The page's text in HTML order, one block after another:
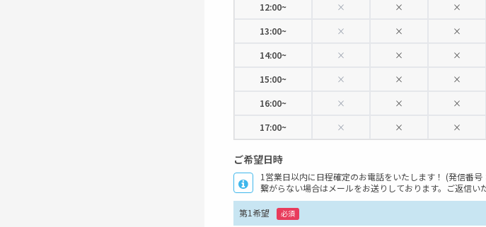
12:00~
× × ×
13:00~
× × ×
14:00~
× × ×
15:00~
× × ×
16:00~
× × ×
17:00~
× × ×
ご希望日時
1営業日以内に日程確定のお電話をいたします！ (発信番号
繋がらない場合はメールをお送りしております。ご返信い
第1希望 必須